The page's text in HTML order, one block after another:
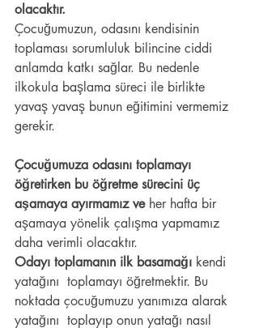
olacaktır.
Çocuğumuzun, odasını kendisinin
toplaması sorumluluk bilincine ciddi
anlamda katkı sağlar. Bu nedenle
ilkokula başlama süreci ile birlikte
yavaş yavaş bunun eğitimini vermemiz
gerekir.
Çocuğumuza odasını toplamayı
öğretirken bu öğretme sürecini üç
aşamaya ayırmamız ve her hafta bir
aşamaya yönelik çalışma yapmamız
daha verimli olacaktır.
Odayı toplamanın ilk basamağı kendi
yatağını  toplamayı öğretmektir. Bu
noktada çocuğumuzu yanımıza alarak
yatağını  toplayıp onun yatağı nasıl